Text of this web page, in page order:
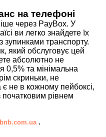
на телефоні
через PayBox. У
ви легко знайдете їх
зупинками транспорту.
який обслуговує цей
абсолютно не
0,5% та мінімальна
скриньки, не
не в кожному пейбоксі,
початковим рівнем
.